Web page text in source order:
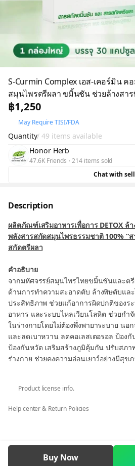
S-Curmin Complex เอส-เคอร์มิน ค
สมุนไพรตรีผลา ขมิ้นชัน ช่วยล้างสา
฿1,250
May Require TISI/FDA
Quantity/ 49 items available
Honor Herb
47.6K Friends 214 items sold
Chat with
Description
ผลิตภัณฑ์เสริมอาหารเพื่อการ DETOX
พลังสารสกัดสมุนไพรธรรมชาติ 100% “
สกัดตรีผลา
คำอธิบาย
จากมหัศจรรย์สมุนไพรไทยขมิ้นชันและต
ด้านการทำความสะอาดตับ ล้างพิษตับแล
ประสิทธิภาพ ช่วยแก้อาการผิดปกติของร
อาหาร และระบบไหลเวียนโลหิต ช่วยกำ
ในร่างกายโดยไม่ต้องพึ่งพายาระบาย น
และลดเบาหวาน ลดคอเลสเตอรอล ป้อง
ป้องกันหวัด เสริมสร้างภูมิคุ้มกัน ปรับสภา
ร่างกาย ช่วยคงความอ่อนเยาว์อย่างมีสุข
ตรีผลาเข้มข้นนำเข้าจากต่างประเทศ ผลิ
แคปซูล เทียบเท่ากับการรับประทานขมิ้น
ดูแลสุขภาพแบบองค์รวม ผู้ที่มีปัญหาเรื่อ
เสริมในกรณีล้างพิษตับ ไขมันพอกตับ บำรุ
Product license info.
Help center & Return Policies
Buy Now